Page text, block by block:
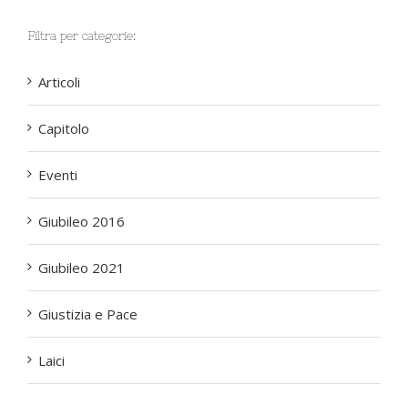
Filtra per categorie:
Articoli
Capitolo
Eventi
Giubileo 2016
Giubileo 2021
Giustizia e Pace
Laici